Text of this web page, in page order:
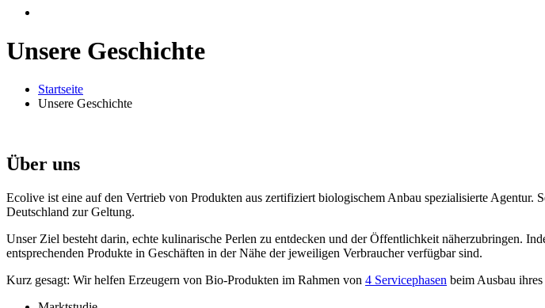
Unsere Geschichte
Startseite
Unsere Geschichte
Über uns
Ecolive ist eine auf den Vertrieb von Produkten aus zertifiziert biologischem Anbau spezialisierte
Deutschland zur Geltung.
Unser Ziel besteht darin, echte kulinarische Perlen zu entdecken und der Öffentlichkeit näherzubringen.
entsprechenden Produkte in Geschäften in der Nähe der jeweiligen Verbraucher verfügbar sind.
Kurz gesagt: Wir helfen Erzeugern von Bio-Produkten im Rahmen von 4 Servicephasen beim Ausbau